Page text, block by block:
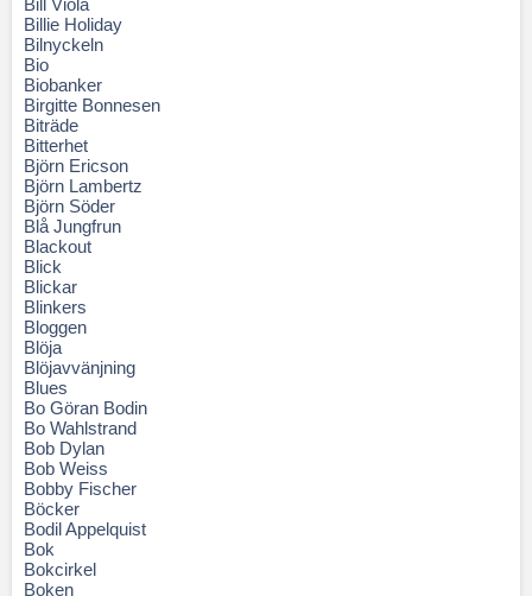
Bill Viola
Billie Holiday
Bilnyckeln
Bio
Biobanker
Birgitte Bonnesen
Biträde
Bitterhet
Björn Ericson
Björn Lambertz
Björn Söder
Blå Jungfrun
Blackout
Blick
Blickar
Blinkers
Bloggen
Blöja
Blöjavvänjning
Blues
Bo Göran Bodin
Bo Wahlstrand
Bob Dylan
Bob Weiss
Bobby Fischer
Böcker
Bodil Appelquist
Bok
Bokcirkel
Boken